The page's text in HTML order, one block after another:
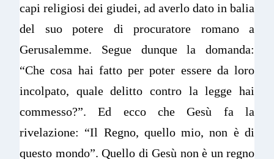
capi religiosi dei giudei, ad averlo dato in balia
del suo potere di procuratore romano a
Gerusalemme. Segue dunque la domanda:
“Che cosa hai fatto per poter essere da loro
incolpato, quale delitto contro la legge hai
commesso?”. Ed ecco che Gesù fa la
rivelazione: “Il Regno, quello mio, non è di
questo mondo”. Quello di Gesù non è un regno